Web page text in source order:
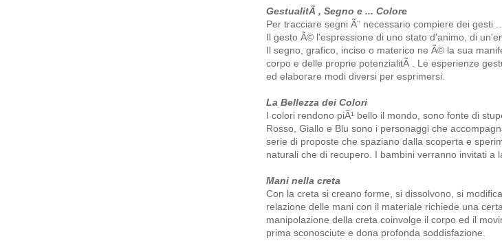
GestualitÃ , Segno e ... Colore
Per tracciare segni Ã¨ necessario compiere dei gesti
Il gesto Ã© l'espressione di uno stato d'animo, di
Il segno, grafico, inciso o materico ne Ã© la sua
corpo e delle proprie potenzialitÃ . Le esperienze
ed elaborare modi diversi per esprimersi.
La Bellezza dei Colori
I colori rendono piÃ¹ bello il mondo, sono fonte di
Rosso, Giallo e Blu sono i personaggi che
serie di proposte che spaziano dalla scoperta e
naturali che di recupero. I bambini verranno invitati a
Mani nella creta
Con la creta si creano forme, si dissolvono, si
relazione delle mani con il materiale richiede una
manipolazione della creta coinvolge il corpo ed il
prima sconosciute e dona profonda soddisfazione.